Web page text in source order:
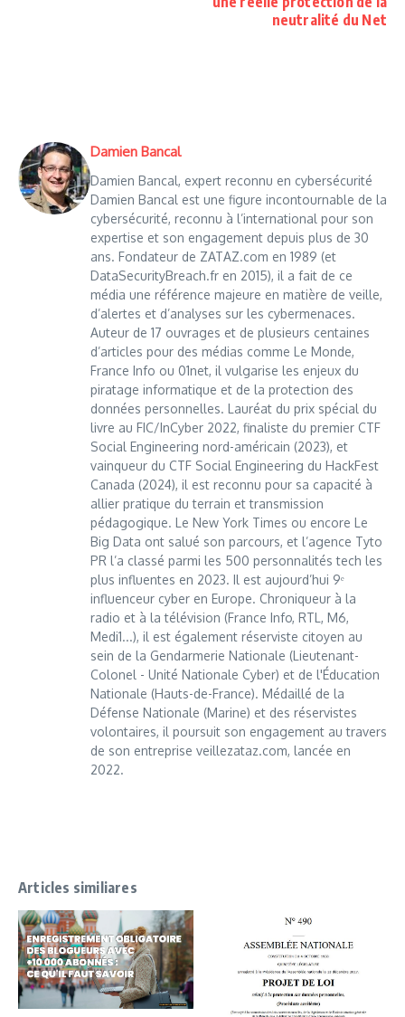
neutralité du Net
Damien Bancal
Damien Bancal, expert reconnu en cybersécurité
Damien Bancal est une figure incontournable de la
cybersécurité, reconnu à l’international pour son
expertise et son engagement depuis plus de 30
ans. Fondateur de ZATAZ.com en 1989 (et
DataSecurityBreach.fr en 2015), il a fait de ce
média une référence majeure en matière de veille,
d’alertes et d’analyses sur les cybermenaces.
Auteur de 17 ouvrages et de plusieurs centaines
d’articles pour des médias comme Le Monde,
France Info ou 01net, il vulgarise les enjeux du
piratage informatique et de la protection des
données personnelles. Lauréat du prix spécial du
livre au FIC/InCyber 2022, finaliste du premier CTF
Social Engineering nord-américain (2023), et
vainqueur du CTF Social Engineering du HackFest
Canada (2024), il est reconnu pour sa capacité à
allier pratique du terrain et transmission
pédagogique. Le New York Times ou encore Le
Big Data ont salué son parcours, et l’agence Tyto
PR l’a classé parmi les 500 personnalités tech les
plus influentes en 2023. Il est aujourd’hui 9ᵉ
influenceur cyber en Europe. Chroniqueur à la
radio et à la télévision (France Info, RTL, M6,
Medi1...), il est également réserviste citoyen au
sein de la Gendarmerie Nationale (Lieutenant-
Colonel - Unité Nationale Cyber) et de l'Éducation
Nationale (Hauts-de-France). Médaillé de la
Défense Nationale (Marine) et des réservistes
volontaires, il poursuit son engagement au travers
de son entreprise veillezataz.com, lancée en
2022.
Articles similiares